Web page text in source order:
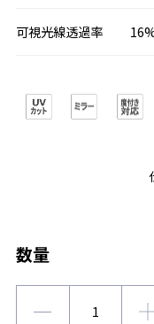
可視光線透過率
数量